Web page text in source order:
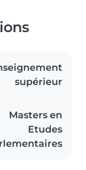
supérieur
Masters en
Etudes